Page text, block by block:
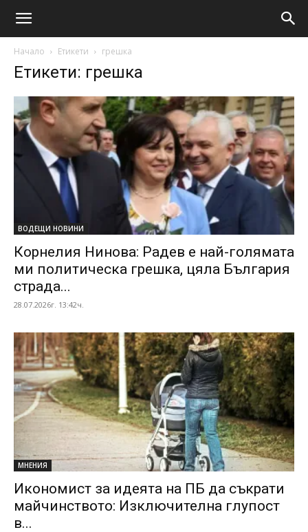
Начало Етикети грешка
Етикети: грешка
ВОДЕЩИ НОВИНИ
Корнелия Нинова: Радев е най-голямата
ми политическа грешка, цяла България
страда...
28.07.2026г. 13:42ч.
МНЕНИЯ
Икономист за идеята на ПБ да съкрати
майчинството: Изключителна глупост
в...